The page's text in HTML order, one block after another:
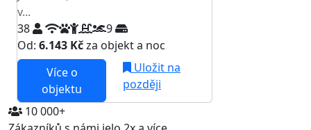
v...
38
9
Od: 6.143 Kčza objekt a noc
Více o
objektu
Uložit na
později
10 000+